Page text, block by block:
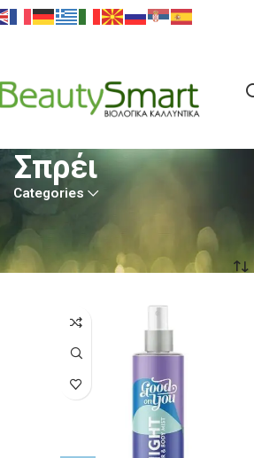
Σπρέι
Categories